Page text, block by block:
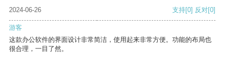
2024-06-26
支持[0] 反对[0]
游客
这款办公软件的界面设计非常简洁，使用起来非常方便。功能的布局也
很合理，一目了然。